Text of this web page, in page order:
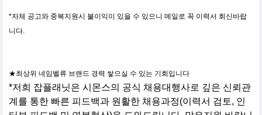
*자체 공고와 중복지원시 불이익이 있을 수 있으니 메일로 꼭 이력서 회신바랍
니다.
★최상위 네임벨류 브랜드 경력 쌓으실 수 있는 기회입니다
*저희 잡플래닛은 시몬스의 공식 채용대행사로 깊은 신뢰관
계를 통한 빠른 피드백과 원활한 채용과정(이력서 검토, 인